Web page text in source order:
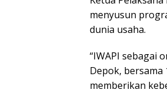
menyusun
dunia usaha.
“IWAPI sebagai
Depok,
memberikan